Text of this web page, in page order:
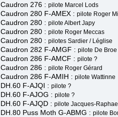
Caudron 276 : pilote Marcel Lods
Caudron 280 F-AMEX : pilote Roger
Caudron 280 : pilote Albert Japy
Caudron 280 : pilote Roger Meccas
Caudron 280 : pilotes Sardier / Léglise
Caudron 282 F-AMGF : pilote De Broe
Caudron 286 F-AMCF : pilote ?
Caudron 286 : pilote Roger Gérard
Caudron 286 F-AMIH : pilote Wattinne
DH.60 F-AJQI : pilote ?
DH.60 F-AJOG : pilote ?
DH.60 F-AJQD : pilote Jacques-
DH.80 Puss Moth G-ABMG : pilote